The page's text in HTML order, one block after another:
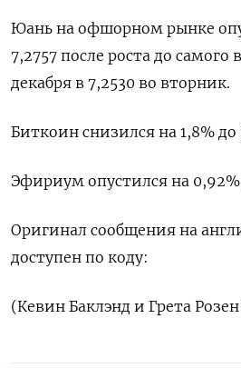
Юань на офшорном рынке
7,2757 после роста до самого
декабря в 7,2530 во вторник.
Биткоин снизился на 1,8% до
Эфириум опустился на 0,92%
Оригинал сообщения на
доступен по коду:
(Кевин Баклэнд и Грета